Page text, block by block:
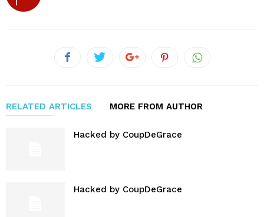
RELATED ARTICLES MORE FROM AUTHOR
Hacked by CoupDeGrace
Hacked by CoupDeGrace